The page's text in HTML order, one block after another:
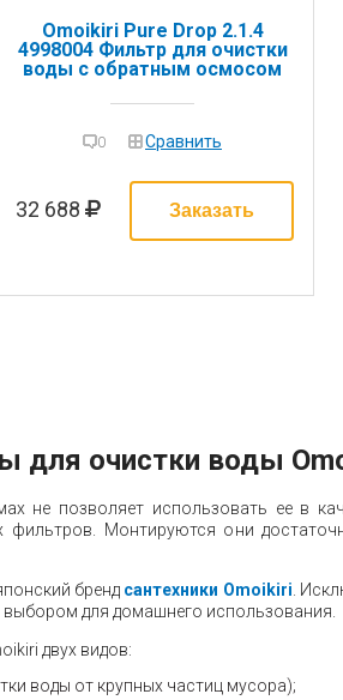
Omoikiri Pure Drop 2.1.4
4998004 Фильтр для очистки
воды с обратным осмосом
0 Сравнить
32 688
для очистки воды
не позволяет использовать ее в
фильтров. Монтируются они
бренд cантехники Omoikiri .
для домашнего использования.
двух видов:
воды от крупных частиц мусора);